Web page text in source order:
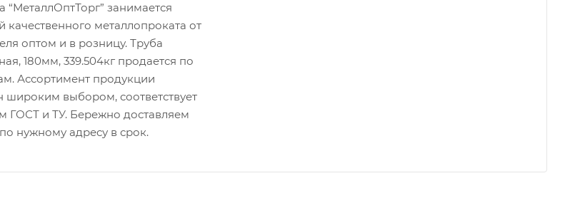
“МеталлОптТорг” занимается
качественного металлопроката от
оптом и в розницу. Труба
180мм, 339.504кг продается по
Ассортимент продукции
широким выбором, соответствует
ГОСТ и ТУ. Бережно доставляем
нужному адресу в срок.